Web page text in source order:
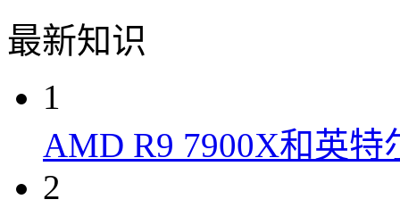
最新知识
1
AMD R9 7900X和英特
2